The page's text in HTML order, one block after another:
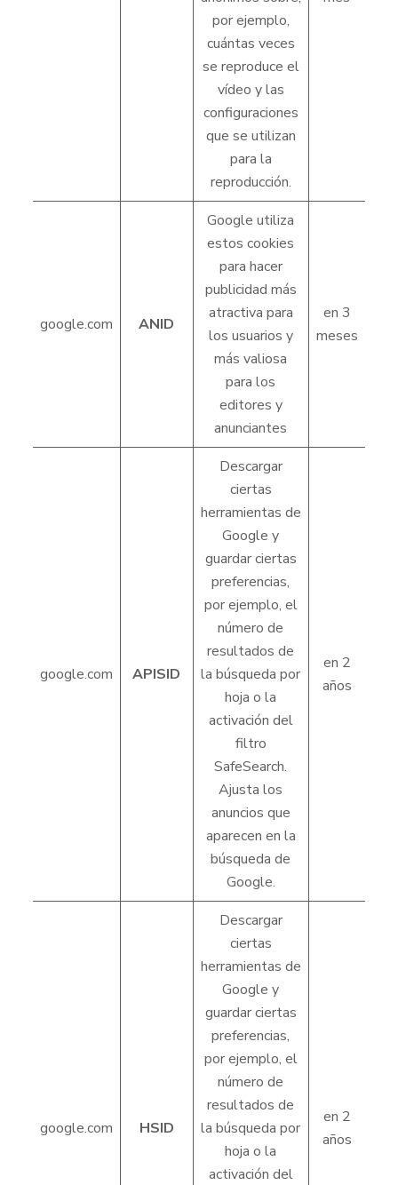
por ejemplo,
cuántas veces
se reproduce el
vídeo y las
configuraciones
que se utilizan
para la
reproducción.
google.com ANID
Google utiliza
estos cookies
para hacer
publicidad más
atractiva para
los usuarios y
más valiosa
para los
editores y
anunciantes
en 3
meses
google.com APISID
Descargar
ciertas
herramientas de
Google y
guardar ciertas
preferencias,
por ejemplo, el
número de
resultados de
la búsqueda por
hoja o la
activación del
filtro
SafeSearch.
Ajusta los
anuncios que
aparecen en la
búsqueda de
Google.
en 2
años
google.com HSID
Descargar
ciertas
herramientas de
Google y
guardar ciertas
preferencias,
por ejemplo, el
número de
resultados de
la búsqueda por
hoja o la
activación del
en 2
años